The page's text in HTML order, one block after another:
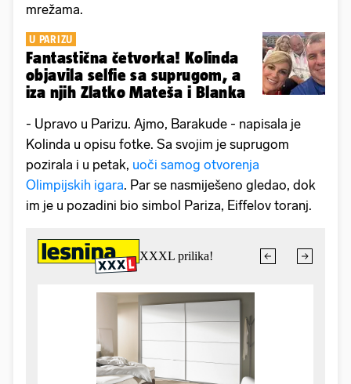
mrežama.
U PARIZU
Fantastična četvorka! Kolinda
objavila selfie sa suprugom, a
iza njih Zlatko Mateša i Blanka
- Upravo u Parizu. Ajmo, Barakude - napisala je
Kolinda u opisu fotke. Sa svojim je suprugom
pozirala i u petak, uoči samog otvorenja
Olimpijskih igara. Par se nasmiješeno gledao, dok
im je u pozadini bio simbol Pariza, Eiffelov toranj.